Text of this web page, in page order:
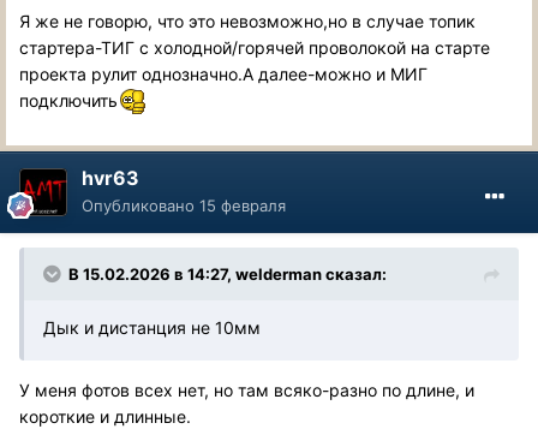
Я же не говорю, что это невозможно,но в случае топик
стартера-ТИГ с холодной/горячей проволокой на старте
проекта рулит однозначно.А далее-можно и МИГ
подключить
hvr63
Опубликовано 15 февраля
В 15.02.2026 в 14:27, weldermanсказал:
Дык и дистанция не 10мм
У меня фотов всех нет, но там всяко-разно по длине, и
короткие и длинные.